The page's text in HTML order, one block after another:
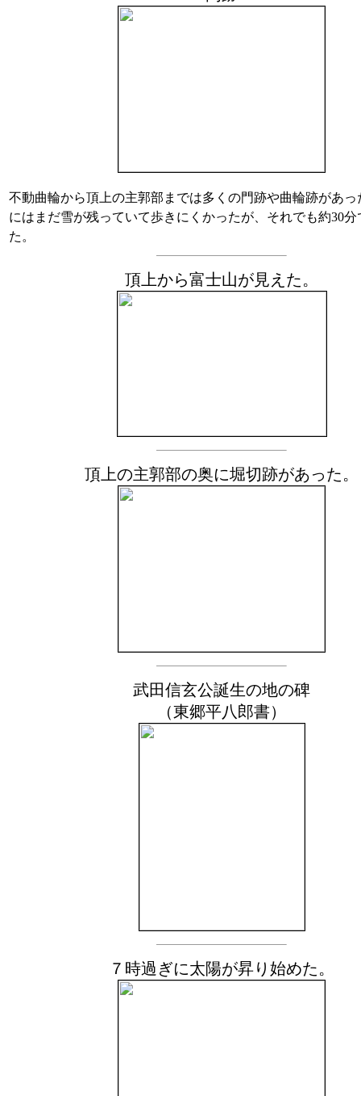
不動曲輪から頂上の主郭部までは多くの門跡や曲輪跡があ
にはまだ雪が残っていて歩きにくかったが、それでも約30
た。
頂上から富士山が見えた。
頂上の主郭部の奥に堀切跡があった。
武田信玄公誕生の地の碑
（東郷平八郎書）
７時過ぎに太陽が昇り始めた。